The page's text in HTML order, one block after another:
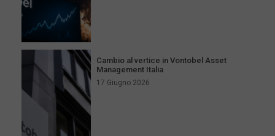
Cambio al vertice in Vontobel Asset
Management Italia
17 Giugno 2026